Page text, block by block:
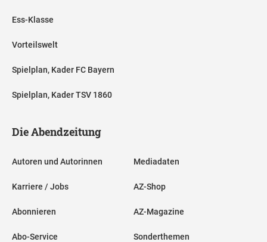
Ess-Klasse
Vorteilswelt
Spielplan, Kader FC Bayern
Spielplan, Kader TSV 1860
Die Abendzeitung
Autoren und Autorinnen
Karriere / Jobs
Abonnieren
Abo-Service
Mediadaten
AZ-Shop
AZ-Magazine
Sonderthemen